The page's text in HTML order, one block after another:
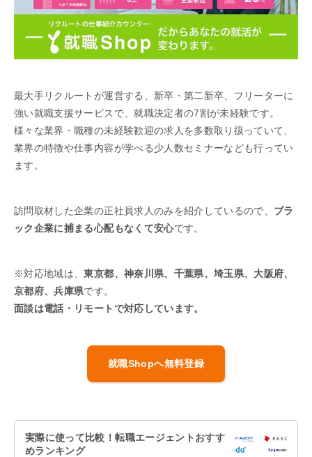
最大手リクルートが運営する、新卒・第二新卒、フリーターに
強い就職支援サービスで、就職決定者の7割が未経験です。
様々な業界・職種の未経験歓迎の求人を多数取り扱っていて、
業界の特徴や仕事内容が学べる少人数セミナーなども行ってい
ます。
訪問取材した企業の正社員求人のみを紹介しているので、 ブラ
ック企業に捕まる心配もなくて安心です。
※対応地域は、東京都、神奈川県、千葉県、埼玉県、大阪府、
京都府、兵庫県です。
面談は電話・リモートで対応しています。
就職Shopへ無料登録
実際に使って比較！転職エージェントおすす
めランキング